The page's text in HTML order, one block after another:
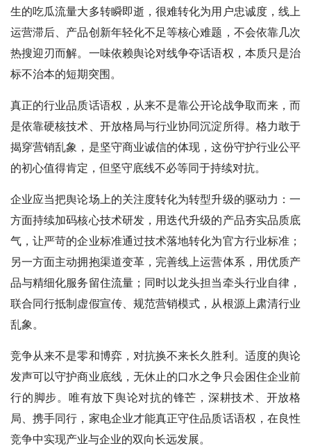
生的吃瓜流量大多转瞬即逝，很难转化为用户忠诚度，线上
运营滞后、产品创新年轻化不足等核心难题，不会依靠几次
热搜迎刃而解。一味依赖舆论对线争夺话语权，本质只是治
标不治本的短期突围。
真正的行业品质话语权，从来不是靠公开论战争取而来，而
是依靠硬核技术、开放格局与行业协同沉淀所得。格力敢于
揭穿营销乱象，是坚守商业诚信的体现，这份守护行业公平
的初心值得肯定，但坚守底线不必等同于持续对抗。
企业应当把舆论场上的关注度转化为转型升级的驱动力：一
方面持续加码核心技术研发，用迭代升级的产品夯实品质底
气，让严苛的企业标准通过技术落地转化为官方行业标准；
另一方面主动拥抱渠道变革，完善线上运营体系，用优质产
品与精细化服务留住流量；同时以龙头担当牵头行业自律，
联合同行抵制虚假宣传、规范营销模式，从根源上肃清行业
乱象。
竞争从来不是零和博弈，对抗换不来长久胜利。适度的舆论
发声可以守护商业底线，无休止的口水之争只会困住企业前
行的脚步。唯有放下舆论对抗的锋芒，深耕技术、开放格
局、携手同行，家电企业才能真正守住品质话语权，在良性
竞争中实现产业与企业的双向长远发展。